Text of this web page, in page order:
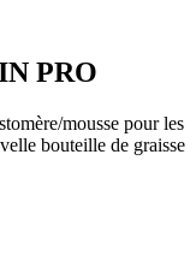
PRO
mousse pour les
bouteille de graisse